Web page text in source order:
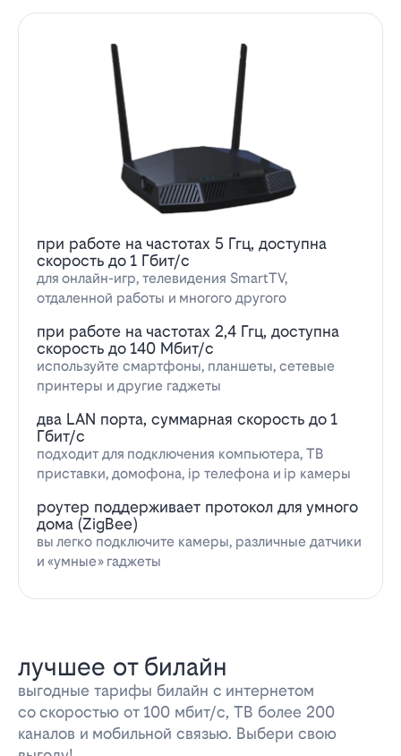
при работе на частотах 5 Ггц, доступна
скорость до 1 Гбит/с
для онлайн-игр, телевидения SmartTV,
отдаленной работы и многого другого
при работе на частотах 2,4 Ггц, доступна
скорость до 140 Мбит/с
используйте смартфоны, планшеты, сетевые
принтеры и другие гаджеты
два LAN порта, суммарная скорость до 1
Гбит/с
подходит для подключения компьютера, ТВ
приставки, домофона, ip телефона и ip камеры
роутер поддерживает протокол для умного
дома (ZigBee)
вы легко подключите камеры, различные датчики
и «умные» гаджеты
лучшее от билайн
выгодные тарифы билайн с интернетом
со скоростью от 100 мбит/с, ТВ более 200
каналов и мобильной связью. Выбери свою